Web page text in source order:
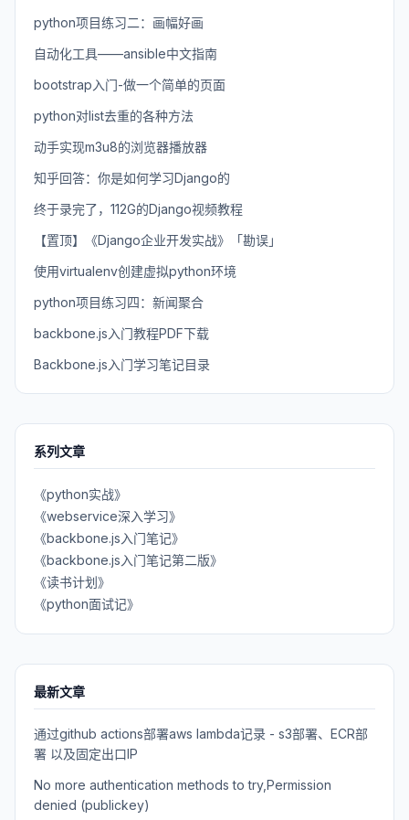
python项目练习二：画幅好画
自动化工具——ansible中文指南
bootstrap入门-做一个简单的页面
python对list去重的各种方法
动手实现m3u8的浏览器播放器
知乎回答：你是如何学习Django的
终于录完了，112G的Django视频教程
【置顶】《Django企业开发实战》「勘误」
使用virtualenv创建虚拟python环境
python项目练习四：新闻聚合
backbone.js入门教程PDF下载
Backbone.js入门学习笔记目录
系列文章
《python实战》
《webservice深入学习》
《backbone.js入门笔记》
《backbone.js入门笔记第二版》
《读书计划》
《python面试记》
最新文章
通过github actions部署aws lambda记录 - s3部署、ECR部
署 以及固定出口IP
No more authentication methods to try,Permission
denied (publickey)